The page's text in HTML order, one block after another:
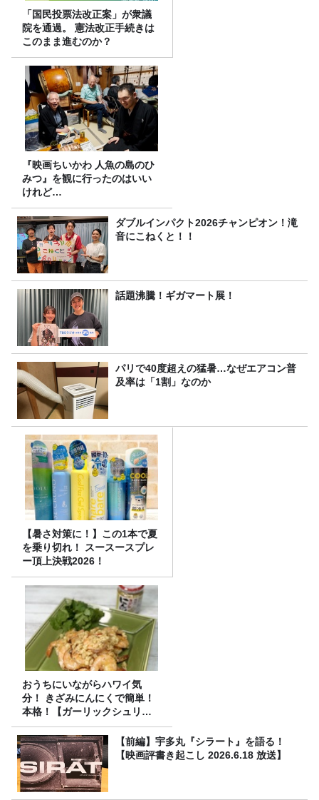
「国民投票法改正案」が衆議
院を通過。 憲法改正手続きは
このまま進むのか？
『映画ちいかわ 人魚の島のひ
みつ』を観に行ったのはいい
けれど…
ダブルインパクト2026チャンピオン！滝
音にこねくと！！
話題沸騰！ギガマート展！
パリで40度超えの猛暑…なぜエアコン普
及率は「1割」なのか
【暑さ対策に！】この1本で夏
を乗り切れ！ スースースプレ
ー頂上決戦2026！
おうちにいながらハワイ気
分！ きざみにんにくで簡単！
本格！【ガーリックシュリン
プ】 桃屋のかんたんレシピ
【前編】宇多丸『シラート』を語る！
【映画評書き起こし 2026.6.18 放送】